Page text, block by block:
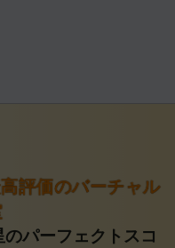
評価のバーチャル
パーフェクトスコ